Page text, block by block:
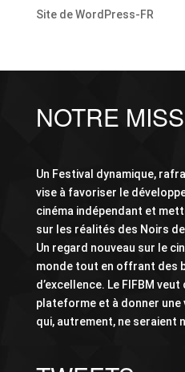
Site de WordPress-FR
NOTRE
Un Festival dynamique,
vise à favoriser le
cinéma indépendant et
sur les réalités des Noirs
Un regard nouveau sur le
monde tout en offrant des
d’excellence. Le FIFBM
plateforme et à donner
qui, autrement, ne seraient